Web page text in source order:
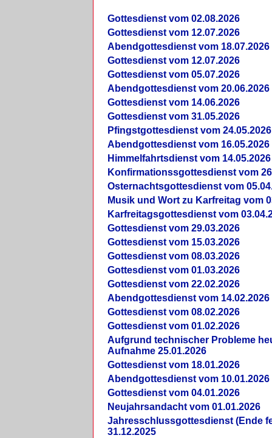
Gottesdienst vom 02.08.2026
Gottesdienst vom 12.07.2026
Abendgottesdienst vom 18.07.2026
Gottesdienst vom 12.07.2026
Gottesdienst vom 05.07.2026
Abendgottesdienst vom 20.06.2026
Gottesdienst vom 14.06.2026
Gottesdienst vom 31.05.2026
Pfingstgottesdienst vom 24.05.2026
Abendgottesdienst vom 16.05.2026
Himmelfahrtsdienst vom 14.05.2026
Konfirmationssgottesdienst vom
Osternachtsgottesdienst vom
Musik und Wort zu Karfreitag vom
Karfreitagsgottesdienst vom
Gottesdienst vom 29.03.2026
Gottesdienst vom 15.03.2026
Gottesdienst vom 08.03.2026
Gottesdienst vom 01.03.2026
Gottesdienst vom 22.02.2026
Abendgottesdienst vom 14.02.2026
Gottesdienst vom 08.02.2026
Gottesdienst vom 01.02.2026
Aufgrund technischer Probleme
Aufnahme 25.01.2026
Gottesdienst vom 18.01.2026
Abendgottesdienst vom 10.01.2026
Gottesdienst vom 04.01.2026
Neujahrsandacht vom 01.01.2026
Jahresschlussgottesdienst (Ende
31.12.2025